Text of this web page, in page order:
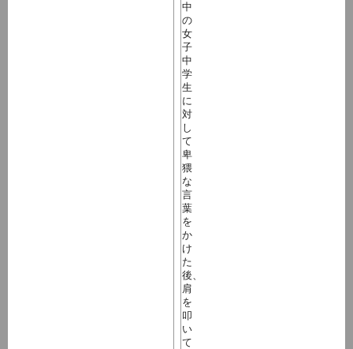
中
の
女
子
中
学
生
に
対
し
て
卑
猥
な
言
葉
を
か
け
た
後、
肩
を
叩
い
て